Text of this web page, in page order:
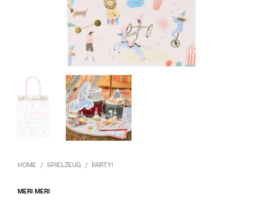
HOME / SPIELZEUG / PARTY!
MERI MERI